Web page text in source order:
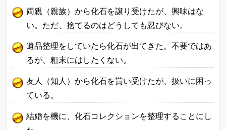
両親（親族）から化石を譲り受けたが、興味はな
い。ただ、捨てるのはどうしても忍びない。
遺品整理をしていたら化石が出てきた。不要ではあ
るが、粗末にはしたくない。
友人（知人）から化石を貰い受けたが、扱いに困っ
ている。
結婚を機に、化石コレクションを整理することにし